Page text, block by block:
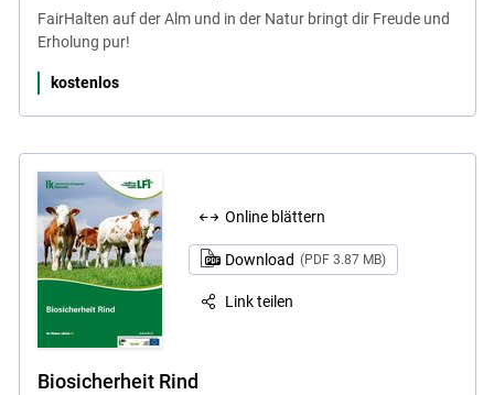
FairHalten auf der Alm und in der Natur bringt dir Freude und
Erholung pur!
kostenlos
Online blättern
Download (PDF 3.87 MB)
Link teilen
Biosicherheit Rind